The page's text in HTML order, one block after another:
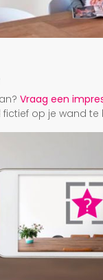
Vraag een
op je wand